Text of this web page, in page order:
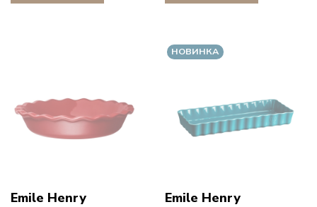
Emile Henry
НОВИНКА
Emile Henry